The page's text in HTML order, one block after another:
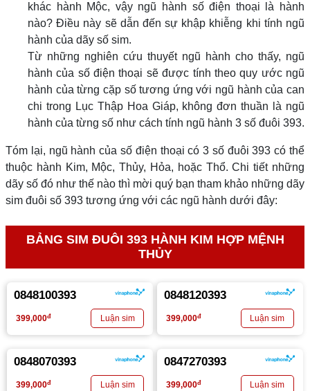
khác hành Mộc, vậy ngũ hành số điện thoại là hành
nào? Điều này sẽ dẫn đến sự khập khiễng khi tính ngũ
hành của dãy số sim.
Từ những nghiên cứu thuyết ngũ hành cho thấy, ngũ
hành của số điện thoại sẽ được tính theo quy ước ngũ
hành của từng cặp số tương ứng với ngũ hành của can
chi trong Lục Thập Hoa Giáp, không đơn thuần là ngũ
hành của từng số như cách tính ngũ hành 3 số đuôi 393.
Tóm lại, ngũ hành của số điện thoại có 3 số đuôi 393 có thể
thuộc hành Kim, Mộc, Thủy, Hỏa, hoặc Thổ. Chi tiết những
dãy số đó như thế nào thì mời quý bạn tham khảo những dãy
sim đuôi số 393 tương ứng với các ngũ hành dưới đây:
BẢNG SIM ĐUÔI 393 HÀNH KIM HỢP MỆNH
THỦY
0848100393
399,000đ
0848120393
399,000đ
0848070393
399,000đ
0847270393
399,000đ